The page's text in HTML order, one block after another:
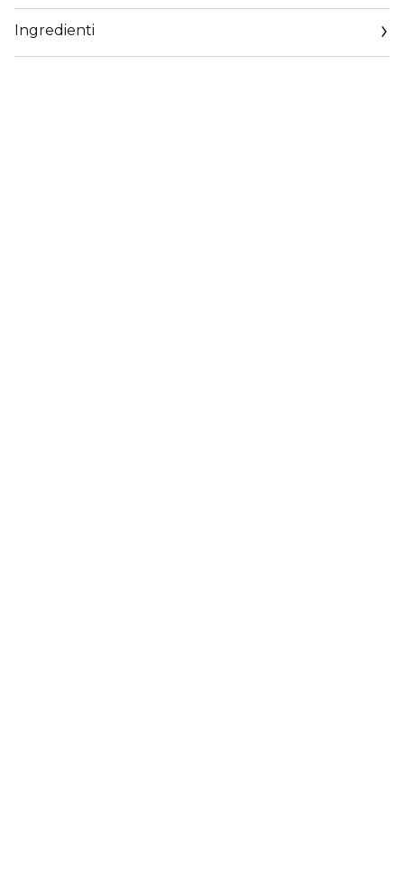
Giorgio Armani Beauty. Texture liquida, applicatore ad alta
precisione per un risultato perfetto a lunga durata.
Disponibile in 5 shades per regalare ad ogni incarnato luce
Ingredienti